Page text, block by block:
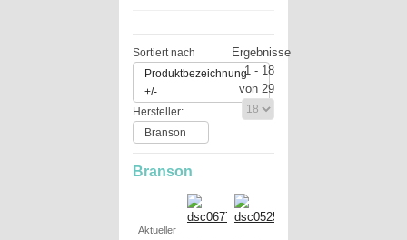
Sortiert nach
Produktbezeichnung
+/-
Hersteller:
Branson
Ergebnisse
1 - 18
von 29
Branson
Aktueller